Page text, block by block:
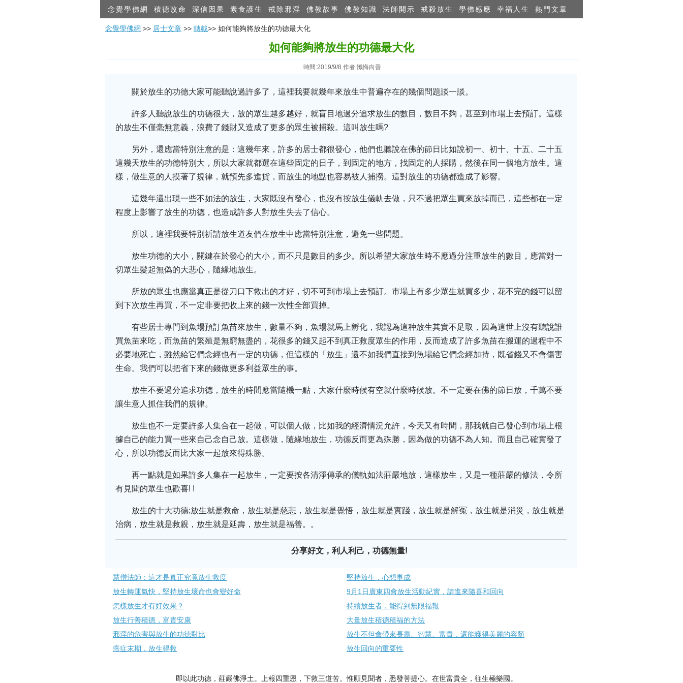
念覺學佛網 積德改命 深信因果 素食護生 戒除邪淫 佛教故事 佛教知識 法師開示 戒殺放生 學佛感應 幸福人生 熱門文章
念覺學佛網 >> 居士文章 >> 轉載>> 如何能夠將放生的功德最大化
如何能夠將放生的功德最大化
時間:2019/9/8 作者:懺悔向善
關於放生的功德大家可能聽說過許多了，這裡我要就幾年來放生中普遍存在的幾個問題談一談。
許多人聽說放生的功德很大，放的眾生越多越好，就盲目地過分追求放生的數目，數目不夠，甚至到市場上去預訂。這樣
的放生不僅毫無意義，浪費了錢財又造成了更多的眾生被捕殺。這叫放生嗎?
另外，還應當特別注意的是：這幾年來，許多的居士都很發心，他們也聽說在佛的節日比如說初一、初十、十五、二十五
這幾天放生的功德特別大，所以大家就都選在這些固定的日子，到固定的地方，找固定的人採購，然後在同一個地方放生。這
樣，做生意的人摸著了規律，就預先多進貨，而放生的地點也容易被人捕撈。這對放生的功德都造成了影響。
這幾年還出現一些不如法的放生，大家既沒有發心，也沒有按放生儀軌去做，只不過把眾生買來放掉而已，這些都在一定
程度上影響了放生的功德，也造成許多人對放生失去了信心。
所以，這裡我要特別祈請放生道友們在放生中應當特別注意，避免一些問題。
放生功德的大小，關鍵在於發心的大小，而不只是數目的多少。所以希望大家放生時不應過分注重放生的數目，應當對一
切眾生髮起無偽的大悲心，隨緣地放生。
所放的眾生也應當真正是從刀口下救出的才好，切不可到市場上去預訂。市場上有多少眾生就買多少，花不完的錢可以留
到下次放生再買，不一定非要把收上來的錢一次性全部買掉。
有些居士專門到魚場預訂魚苗來放生，數量不夠，魚場就馬上孵化，我認為這种放生其實不足取，因為這世上沒有聽說誰
買魚苗來吃，而魚苗的繁殖是無窮無盡的，花很多的錢又起不到真正救度眾生的作用，反而造成了許多魚苗在搬運的過程中不
必要地死亡，雖然給它們念經也有一定的功德，但這樣的「放生」還不如我們直接到魚場給它們念經加持，既省錢又不會傷害
生命。我們可以把省下來的錢做更多利益眾生的事。
放生不要過分追求功德，放生的時間應當隨機一點，大家什麼時候有空就什麼時候放。不一定要在佛的節日放，千萬不要
讓生意人抓住我們的規律。
放生也不一定要許多人集合在一起做，可以個人做，比如我的經濟情況允許，今天又有時間，那我就自己發心到市場上根
據自己的能力買一些來自己念自己放。這樣做，隨緣地放生，功德反而更為殊勝，因為做的功德不為人知。而且自己確實發了
心，所以功德反而比大家一起放來得殊勝。
再一點就是如果許多人集在一起放生，一定要按各清淨傳承的儀軌如法莊嚴地放，這樣放生，又是一種莊嚴的修法，令所
有見聞的眾生也歡喜! !
放生的十大功德;放生就是救命，放生就是慈悲，放生就是覺悟，放生就是實踐，放生就是解冤，放生就是消災，放生就是
治病，放生就是救親，放生就是延壽，放生就是福善。。
分享好文，利人利己，功德無量!
慧僧法師：這才是真正究竟放生救度
堅持放生，心想事成
放生轉運氣快，堅持放生壞命也會變好命
9月1日廣東四會放生活動紀實，請進來隨喜和回向
怎樣放生才有好效果？
持續放生者，能得到無限福報
放生行善積德，富貴安康
大量放生積德積福的方法
邪淫的危害與放生的功德對比
放生不但會帶來長壽、智慧、富貴，還能獲得美麗的容顏
癌症末期，放生得救
放生回向的重要性
即以此功德，莊嚴佛淨土。上報四重恩，下救三道苦。惟願見聞者，悉發菩提心。在世富貴全，往生極樂國。